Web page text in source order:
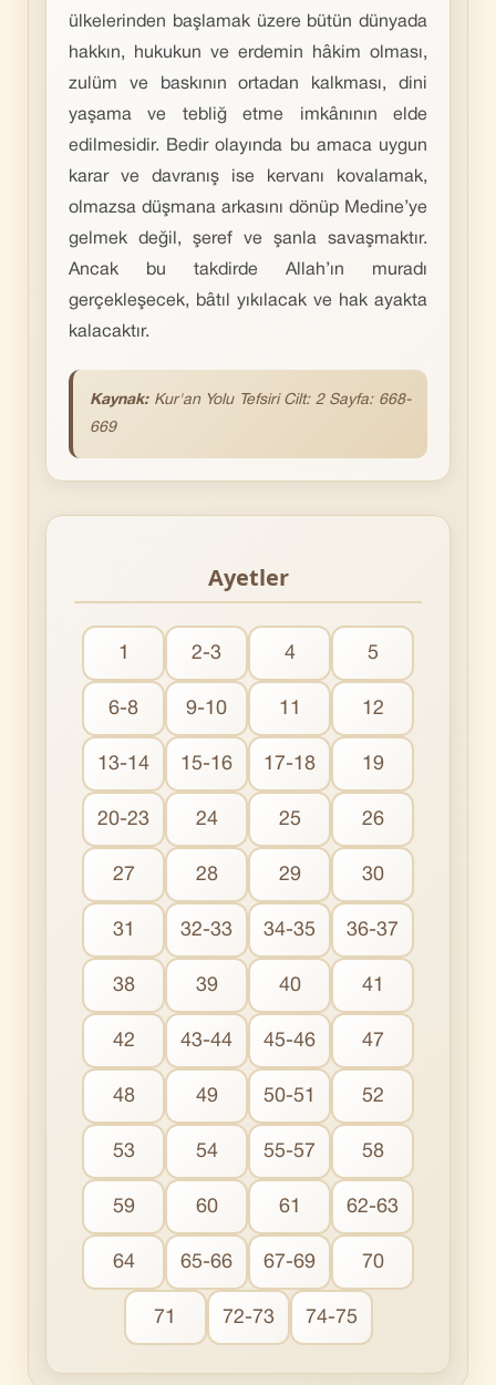
ülkelerinden başlamak üzere bütün dünyada
hakkın, hukukun ve erdemin hâkim olması,
zulüm ve baskının ortadan kalkması, dini
yaşama ve tebliğ etme imkânının elde
edilmesidir. Bedir olayında bu amaca uygun
karar ve davranış ise kervanı kovalamak,
olmazsa düşmana arkasını dönüp Medine’ye
gelmek değil, şeref ve şanla savaşmaktır.
Ancak bu takdirde Allah’ın muradı
gerçekleşecek, bâtıl yıkılacak ve hak ayakta
kalacaktır.
Kaynak: Kur'an Yolu Tefsiri Cilt: 2 Sayfa: 668-
669
Ayetler
1 2-3 4 5
6-8 9-10 11 12
13-14 15-16 17-18 19
20-23 24 25 26
27 28 29 30
31 32-33 34-35 36-37
38 39 40 41
42 43-44 45-46 47
48 49 50-51 52
53 54 55-57 58
59 60 61 62-63
64 65-66 67-69 70
71 72-73 74-75